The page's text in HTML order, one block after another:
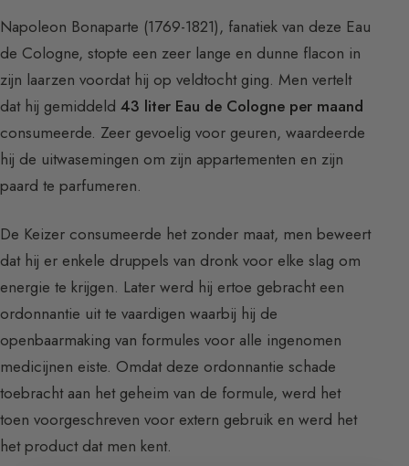
Napoleon Bonaparte (1769-1821), fanatiek van deze Eau
de Cologne, stopte een zeer lange en dunne flacon in
zijn laarzen voordat hij op veldtocht ging. Men vertelt
dat hij gemiddeld 43 liter Eau de Cologne per maand
consumeerde. Zeer gevoelig voor geuren, waardeerde
hij de uitwasemingen om zijn appartementen en zijn
paard te parfumeren.
De Keizer consumeerde het zonder maat, men beweert
dat hij er enkele druppels van dronk voor elke slag om
energie te krijgen. Later werd hij ertoe gebracht een
ordonnantie uit te vaardigen waarbij hij de
openbaarmaking van formules voor alle ingenomen
medicijnen eiste. Omdat deze ordonnantie schade
toebracht aan het geheim van de formule, werd het
toen voorgeschreven voor extern gebruik en werd het
het product dat men kent.